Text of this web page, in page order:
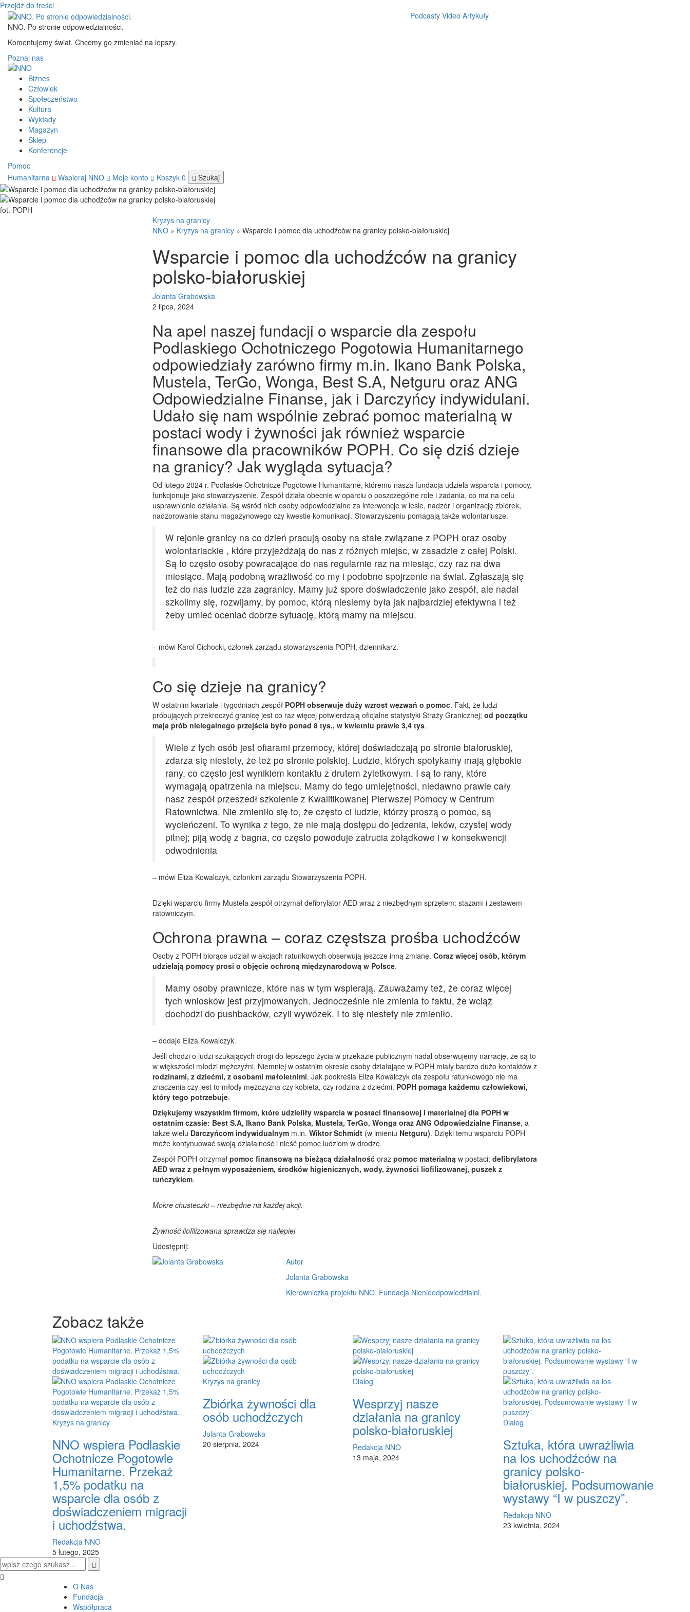
Przejdź do treści
NNO. Po stronie odpowiedzialności.
Komentujemy świat. Chcemy go zmieniać na lepszy.
Poznaj nas
Podcasty Video Artykuły
Biznes
Człowiek
Społeczeństwo
Kultura
Wykłady
Magazyn
Sklep
Konferencje
Pomoc
Humanitarna
Wspieraj NNO Moje konto Koszyk 0 Szukaj
fot. POPH
Kryzys na granicy
NNO » Kryzys na granicy » Wsparcie i pomoc dla uchodźców na granicy polsko-białoruskiej
Wsparcie i pomoc dla uchodźców na granicy
polsko-białoruskiej
Jolanta Grabowska
2 lipca, 2024
Na apel naszej fundacji o wsparcie dla zespołu
Podlaskiego Ochotniczego Pogotowia Humanitarnego
odpowiedziały zarówno firmy m.in. Ikano Bank Polska,
Mustela, TerGo, Wonga, Best S.A, Netguru oraz ANG
Odpowiedzialne Finanse, jak i Darczyńcy indywidulani.
Udało się nam wspólnie zebrać pomoc materialną w
postaci wody i żywności jak również wsparcie
finansowe dla pracowników POPH. Co się dziś dzieje
na granicy? Jak wygląda sytuacja?
Od lutego 2024 r. Podlaskie Ochotnicze Pogotowie Humanitarne, któremu nasza fundacja udziela wsparcia i pomocy,
funkcjonuje jako stowarzyszenie. Zespół działa obecnie w oparciu o poszczególne role i zadania, co ma na celu
usprawnienie działania. Są wśród nich osoby odpowiedzialne za interwencje w lesie, nadzór i organizację zbiórek,
nadzorowanie stanu magazynowego czy kwestie komunikacji. Stowarzyszeniu pomagają także wolontariusze.
W rejonie granicy na co dzień pracują osoby na stałe związane z POPH oraz osoby
wolontariackie , które przyjeżdżają do nas z różnych miejsc, w zasadzie z całej Polski.
Są to często osoby powracające do nas regularnie raz na miesiąc, czy raz na dwa
miesiące. Mają podobną wrażliwość co my i podobne spojrzenie na świat. Zgłaszają się
też do nas ludzie zza zagranicy. Mamy już spore doświadczenie jako zespół, ale nadal
szkolimy się, rozwijamy, by pomoc, którą niesiemy była jak najbardziej efektywna i też
żeby umieć oceniać dobrze sytuację, którą mamy na miejscu.
– mówi Karol Cichocki, członek zarządu stowarzyszenia POPH, dziennikarz.
Co się dzieje na granicy?
W ostatnim kwartale i tygodniach zespół POPH obserwuje duży wzrost wezwań o pomoc. Fakt, że ludzi
próbujących przekroczyć granicę jest co raz więcej potwierdzają oficjalne statystyki Straży Granicznej; od początku
maja prób nielegalnego przejścia było ponad 8 tys., w kwietniu prawie 3,4 tys.
Wiele z tych osób jest ofiarami przemocy, której doświadczają po stronie białoruskiej,
zdarza się niestety, że też po stronie polskiej. Ludzie, których spotykamy mają głębokie
rany, co często jest wynikiem kontaktu z drutem żyletkowym. I są to rany, które
wymagają opatrzenia na miejscu. Mamy do tego umiejętności, niedawno prawie cały
nasz zespół przeszedł szkolenie z Kwalifikowanej Pierwszej Pomocy w Centrum
Ratownictwa. Nie zmieniło się to, że często ci ludzie, którzy proszą o pomoc, są
wycieńczeni. To wynika z tego, że nie mają dostępu do jedzenia, leków, czystej wody
pitnej; piją wodę z bagna, co często powoduje zatrucia żołądkowe i w konsekwencji
odwodnienia
– mówi Eliza Kowalczyk, członkini zarządu Stowarzyszenia POPH.
Dzięki wsparciu firmy Mustela zespół otrzymał defibrylator AED wraz z niezbędnym sprzętem: stazami i zestawem
ratowniczym.
Ochrona prawna – coraz częstsza prośba uchodźców
Osoby z POPH biorące udział w akcjach ratunkowych obserwują jeszcze inną zmianę. Coraz więcej osób, którym
udzielają pomocy prosi o objęcie ochroną międzynarodową w Polsce.
Mamy osoby prawnicze, które nas w tym wspierają. Zauważamy też, że coraz więcej
tych wniosków jest przyjmowanych. Jednocześnie nie zmienia to faktu, że wciąż
dochodzi do pushbacków, czyli wywózek. I to się niestety nie zmieniło.
– dodaje Eliza Kowalczyk.
Jeśli chodzi o ludzi szukających drogi do lepszego życia w przekazie publicznym nadal obserwujemy narrację, że są to
w większości młodzi mężczyźni. Niemniej w ostatnim okresie osoby działające w POPH miały bardzo dużo kontaktów z
rodzinami, z dziećmi, z osobami małoletnimi. Jak podkreśla Eliza Kowalczyk dla zespołu ratunkowego nie ma
znaczenia czy jest to młody mężczyzna czy kobieta, czy rodzina z dziećmi. POPH pomaga każdemu człowiekowi,
który tego potrzebuje.
Dziękujemy wszystkim firmom, które udzieliły wsparcia w postaci finansowej i materialnej dla POPH w
ostatnim czasie: Best S.A, Ikano Bank Polska, Mustela, TerGo, Wonga oraz ANG Odpowiedzialne Finanse, a
także wielu Darczyńcom indywidualnym m.in. Wiktor Schmidt (w imieniu Netguru). Dzięki temu wsparciu POPH
może kontynuować swoją działalność i nieść pomoc ludziom w drodze.
Zespół POPH otrzymał pomoc finansową na bieżącą działalność oraz pomoc materialną w postaci: defibrylatora
AED wraz z pełnym wyposażeniem, środków higienicznych, wody, żywności liofilizowanej, puszek z
tuńczykiem.
Mokre chusteczki – niezbędne na każdej akcji.
Żywność liofilizowana sprawdza się najlepiej
Udostępnij:
Autor
Jolanta Grabowska
Kierowniczka projektu NNO, Fundacja Nienieodpowiedzialni.
Zobacz także
Kryzys na granicy
NNO wspiera Podlaskie
Ochotnicze Pogotowie
Humanitarne. Przekaż
1,5% podatku na
wsparcie dla osób z
doświadczeniem migracji
i uchodźstwa.
Redakcja NNO
5 lutego, 2025
Kryzys na granicy
Zbiórka żywności dla
osób uchodźczych
Jolanta Grabowska
20 sierpnia, 2024
Dialog
Wesprzyj nasze
działania na granicy
polsko-białoruskiej
Redakcja NNO
13 maja, 2024
Dialog
Sztuka, która uwrażliwia
na los uchodźców na
granicy polsko-
białoruskiej. Podsumowanie
wystawy “I w puszczy”.
Redakcja NNO
23 kwietnia, 2024
O Nas
Fundacja
Współpraca